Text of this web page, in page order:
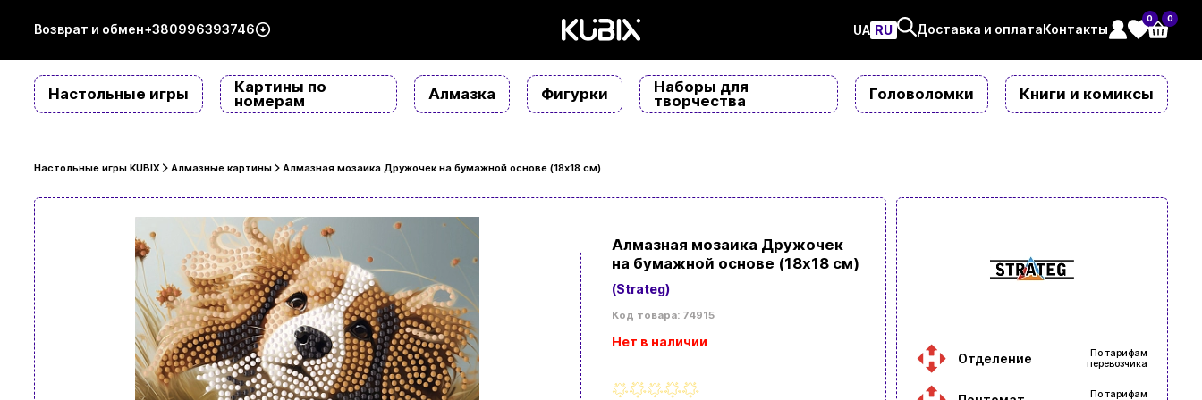
Возврат и обмен+380996393746 UAㅤ RU Доставка и оплатаКонтакты
0 0
Настольные игры
Картины по
номерам
Алмазка Фигурки
Наборы для
творчества
Головоломки Книги и комиксы
Настольные игры KUBIX Алмазные картины Алмазная мозаика Дружочек на бумажной основе (18х18 см)
Алмазная мозаика Дружочек
на бумажной основе (18х18 см)
(Strateg)
Код товара: 74915
Нет в наличии
Отделение
По тарифам
перевозчика
По тарифам